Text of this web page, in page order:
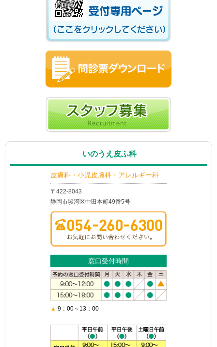
いのうえ皮ふ科
皮膚科・小児皮膚科・アレルギー科
〒422-8043
静岡市駿河区中田本町49番5号
窓口受付時間
▲ 9：00～13：00